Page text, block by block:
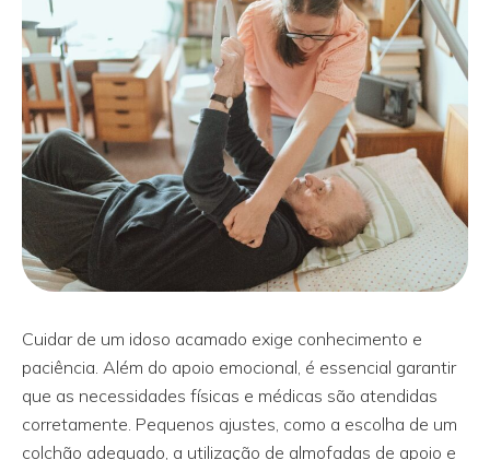
Cuidar de um idoso acamado exige conhecimento e
paciência. Além do apoio emocional, é essencial garantir
que as necessidades físicas e médicas são atendidas
corretamente. Pequenos ajustes, como a escolha de um
colchão adequado, a utilização de almofadas de apoio e